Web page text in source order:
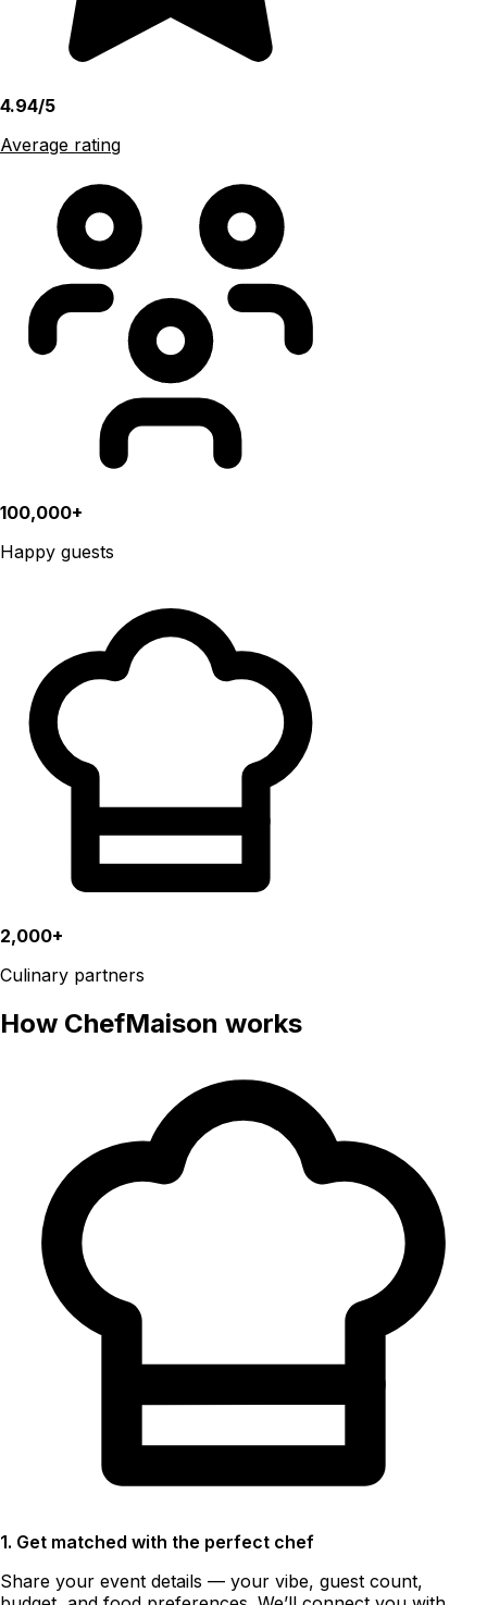
4.94/5
Average rating
100,000+
Happy guests
2,000+
Culinary partners
How ChefMaison works
1. Get matched with the perfect chef
Share your event details — your vibe, guest count,